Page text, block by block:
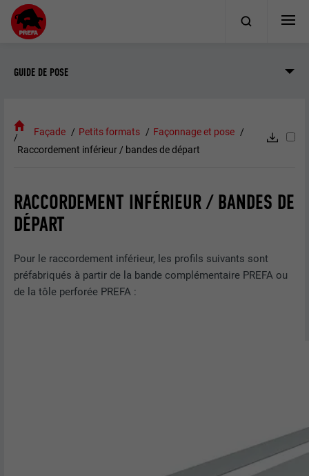
GUIDE DE POSE
Façade Petits formats
Façonnage et pose
Raccordement inférieur / bandes de départ
RACCORDEMENT INFÉRIEUR / BANDES DE
DÉPART
Pour le raccordement inférieur, les profils suivants sont
préfabriqués à partir de la bande complémentaire PREFA ou
de la tôle perforée PREFA :